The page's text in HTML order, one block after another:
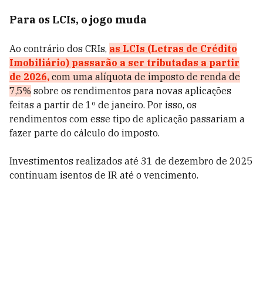
Para os LCIs, o jogo muda
Ao contrário dos CRIs, as LCIs (Letras de Crédito
Imobiliário) passarão a ser tributadas a partir
de 2026, com uma alíquota de imposto de renda de
7,5% sobre os rendimentos para novas aplicações
feitas a partir de 1º de janeiro. Por isso, os
rendimentos com esse tipo de aplicação passariam a
fazer parte do cálculo do imposto.
Investimentos realizados até 31 de dezembro de 2025
continuam isentos de IR até o vencimento.